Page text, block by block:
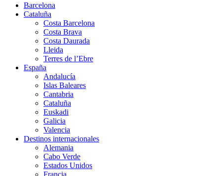
Barcelona
Cataluña
Costa Barcelona
Costa Brava
Costa Daurada
Lleida
Terres de l’Ebre
España
Andalucía
Islas Baleares
Cantabria
Cataluña
Euskadi
Galicia
Valencia
Destinos internacionales
Alemania
Cabo Verde
Estados Unidos
Francia